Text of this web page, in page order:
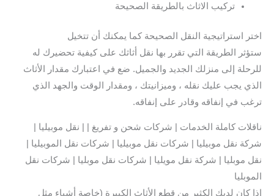
تركيب الاثاث بالطريقة الصحيحة
اختر استراتيجية النقل الصحيحة كما يمكنك أن تتخيل
ستؤثر الطريقة التي تقرر بها نقل أثاثك على كيفية تحضيرك له
للرحلة إلى منزلك الجديد والجميل. ضع في اعتبارك مقدار الأثاث
الذي يجب عليك نقله ، وميزانيتك ، ومقدار الوقت والجهد الذي
ترغب في إنفاقه وقادر على إنفاقه.
ناقلات كاملة الخدمات | شركات شحن و تفريغ | | نقل موبيليا |
شركة نقل موبيليا | شركات نقل موبيليا | شركات نقل الموبيليا |
نقل موبليا | شركة نقل مويليا | شركات نقل موبليا | شركات نقل
الموبليا
إذا كان لديك الكثير من قطع الأثاث الكبيرة (خاصة أشياء مثل